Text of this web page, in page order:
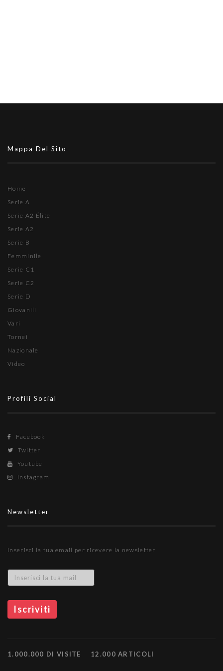
Mappa Del Sito
Home
Serie A
Serie A2 Élite
Serie A2
Serie B
Femminile
Serie C1
Serie C2
Serie D
Giovanili
Vari
Tornei
Nazionale
Video
Profili Social
Facebook
Twitter
Youtube
Instagram
Newsletter
Inserisci la tua email per ricevere la newsletter
1.000.000 DI VISITE 12.000 ARTICOLI